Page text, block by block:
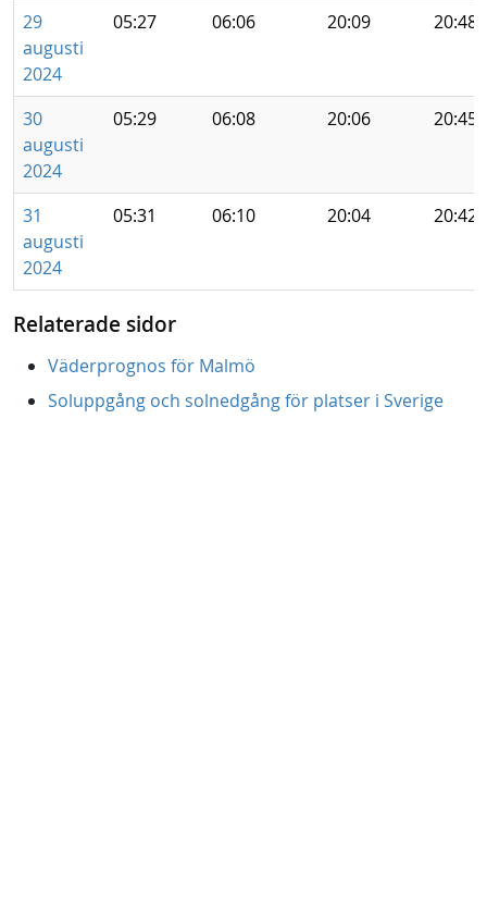
29
augusti
2024
05:27 06:06 20:09 20:48
30
augusti
2024
05:29 06:08 20:06 20:45
31
augusti
2024
05:31 06:10 20:04 20:42
Relaterade sidor
Väderprognos för Malmö
Soluppgång och solnedgång för platser i Sverige